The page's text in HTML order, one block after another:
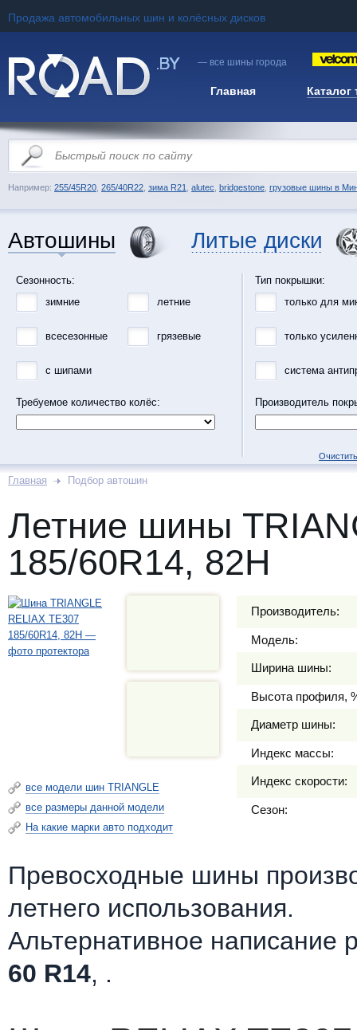
Продажа автомобильных шин и колёсных дисков
— все шины города
Главная Каталог
Например: 255/45R20 265/40R22 зима R21 alutec bridgestone грузовые шины в
Автошины Литые диски
Сезонность:
зимние
летние
всесезонные грязевые
с шипами
Требуемое количество колёс:
Тип покрышки:
только для
только
система
Производитель
Главная Подбор автошин
Летние шины
185/60R14, 82H
все модели шин TRIANGLE
все размеры данной модели
На какие марки авто подходит
Производитель:
Модель:
Ширина шины:
Высота профиля,
Диаметр шины:
Индекс массы:
Индекс скорости:
Сезон:
Превосходные шины
летнего использования.
Альтернативное написание
60 R14, .